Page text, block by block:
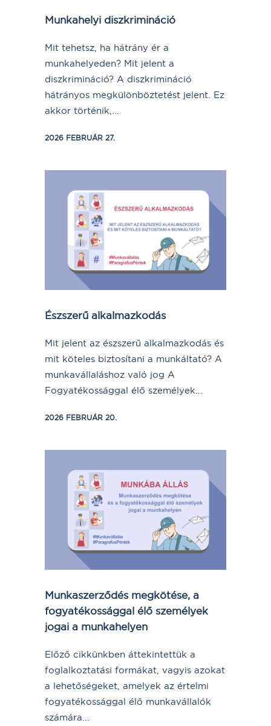
Munkahelyi diszkrimináció
Mit tehetsz, ha hátrány ér a
munkahelyeden? Mit jelent a
diszkrimináció? A diszkrimináció
hátrányos megkülönböztetést jelent. Ez
akkor történik,...
2026 FEBRUÁR 27.
Észszerű alkalmazkodás
Mit jelent az észszerű alkalmazkodás és
mit köteles biztosítani a munkáltató? A
munkavállaláshoz való jog A
Fogyatékossággal élő személyek...
2026 FEBRUÁR 20.
Munkaszerződés megkötése, a
fogyatékossággal élő személyek
jogai a munkahelyen
Előző cikkünkben áttekintettük a
foglalkoztatási formákat, vagyis azokat
a lehetőségeket, amelyek az értelmi
fogyatékossággal élő munkavállalók
számára...